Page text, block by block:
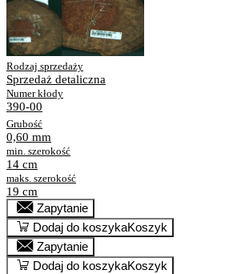
Rodzaj sprzedaży
Sprzedaż detaliczna
Numer kłody
390-00
Grubość
0,60 mm
min. szerokość
14 cm
maks. szerokość
19 cm
Zapytanie
Dodaj do koszykaKoszyk
Zapytanie
Dodaj do koszykaKoszyk